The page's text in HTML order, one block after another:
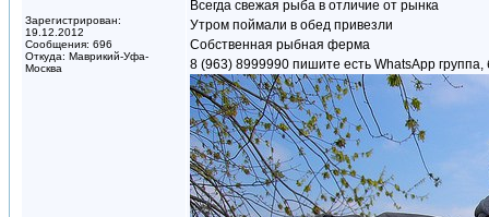
Зарегистрирован:
19.12.2012
Сообщения: 696
Откуда: Маврикий-Уфа-
Москва
Всегда свежая рыба в отличие от рынка
Утром поймали в обед привезли
Собственная рыбная ферма
8 (963) 8999990 пишите есть WhatsApp группа,